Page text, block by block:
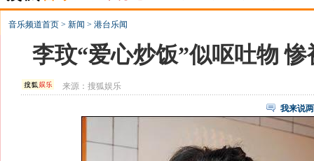
音乐频道首页 > 新闻 > 港台乐闻
李玟“爱心炒饭”似呕吐物
来源：搜狐娱乐
我来说